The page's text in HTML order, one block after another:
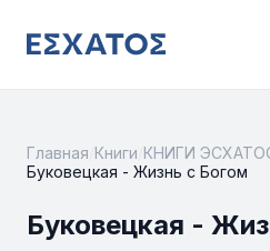
Главная Книги КНИГИ
Буковецкая - Жизнь с Богом
Буковецкая -